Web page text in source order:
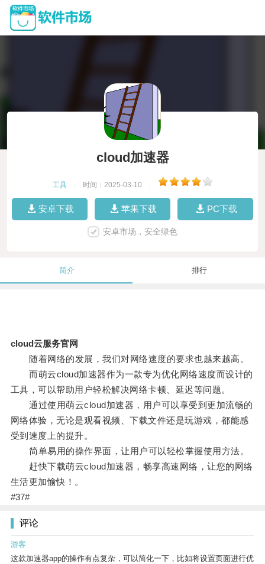
cloud加速器
工具 时间：2025-03-10
安卓下载 苹果下载 PC下载
安卓市场，安全绿色
简介 排行
cloud云服务官网
随着网络的发展，我们对网络速度的要求也越来越高。
而萌云cloud加速器作为一款专为优化网络速度而设计的
工具，可以帮助用户轻松解决网络卡顿、延迟等问题。
通过使用萌云cloud加速器，用户可以享受到更加流畅的
网络体验，无论是观看视频、下载文件还是玩游戏，都能感
受到速度上的提升。
简单易用的操作界面，让用户可以轻松掌握使用方法。
赶快下载萌云cloud加速器，畅享高速网络，让您的网络
生活更加愉快！。
#37#
评论
游客
这款加速器app的操作有点复杂，可以简化一下，比如将设置页面进行优